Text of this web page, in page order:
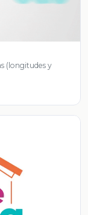
(longitudes y